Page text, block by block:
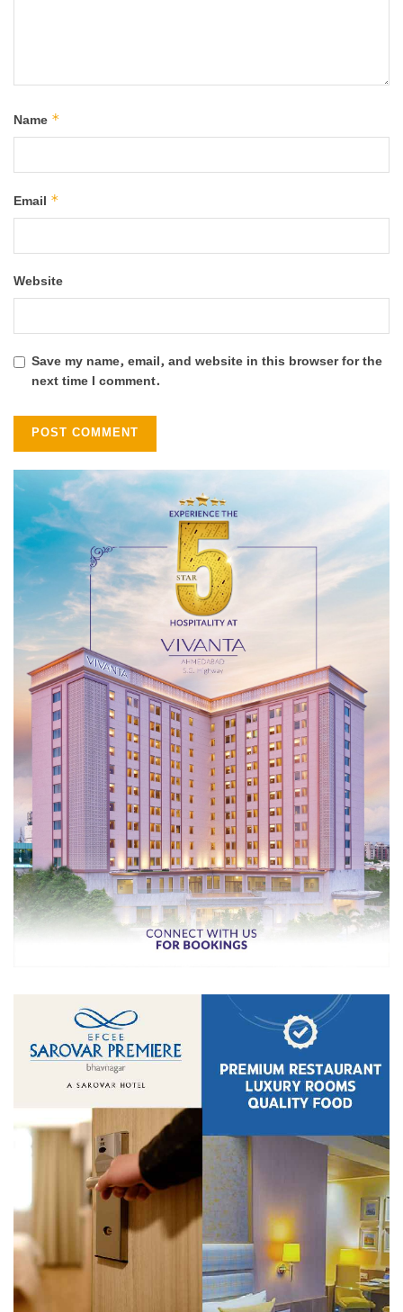
Name *
Email *
Website
Save my name, email, and website in this browser for the
next time I comment.